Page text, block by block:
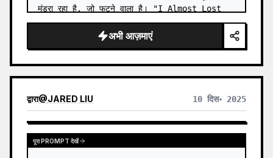
मंडरा रहा है, जो फटने वाला है। "I Almost Lost
EV…
अभी आज़माएं
द्वारा@JARED LIU 10 दिस॰ 2025
पूरा PROMPT देखें